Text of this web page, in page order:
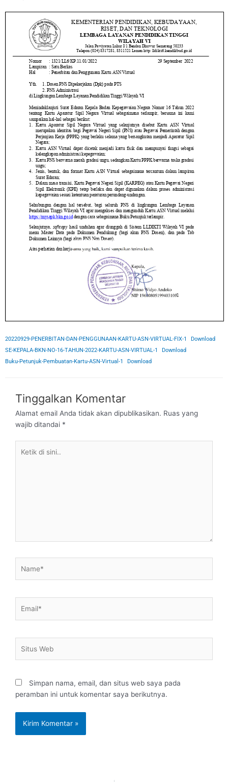
20220929-PENERBITAN-DAN-PENGGUNAAN-KARTU-ASN-VIRTUAL-FIX-1
Download
SE-KEPALA-BKN-NO-16-TAHUN-2022-KARTU-ASN-VIRTUAL-1
Download
Buku-Petunjuk-Pembuatan-Kartu-ASN-Virtual-1
Download
Tinggalkan Komentar
Alamat email Anda tidak akan dipublikasikan. Ruas yang
wajib ditandai *
Web
Simpan nama, email, dan situs web saya pada
peramban ini untuk komentar saya berikutnya.